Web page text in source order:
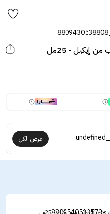
إيكيل - 25مل
عرض الكل
الترطيب من إيكيل - 25مل